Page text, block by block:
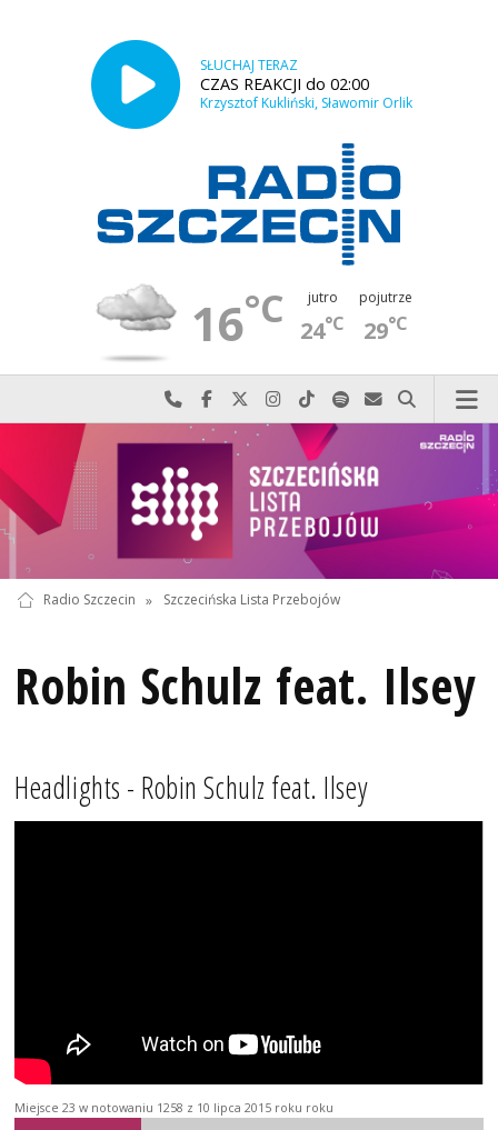
SŁUCHAJ TERAZ
CZAS REAKCJI do 02:00
Krzysztof Kukliński, Sławomir Orlik
16°C jutro
24°C
pojutrze
29°C
Najlepiej po prostu do nas zadzwoń
Odwiedź nas na Facebook-u
Odwiedź nas na X
Odwiedź nas na Instagram-ie
Odwiedź nas na TikTok-u
Szukaj nas na Spotify
Wyślij do nas
Szukaj
Radio Szczecin » Szczecińska Lista Przebojów
Robin Schulz feat. Ilsey
Headlights - Robin Schulz feat. Ilsey
Miejsce 23 w notowaniu 1258 z 10 lipca 2015 roku roku